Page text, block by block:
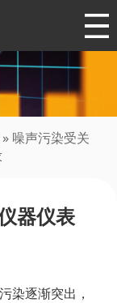
» 噪声污染受关
器仪表
染逐渐突出，